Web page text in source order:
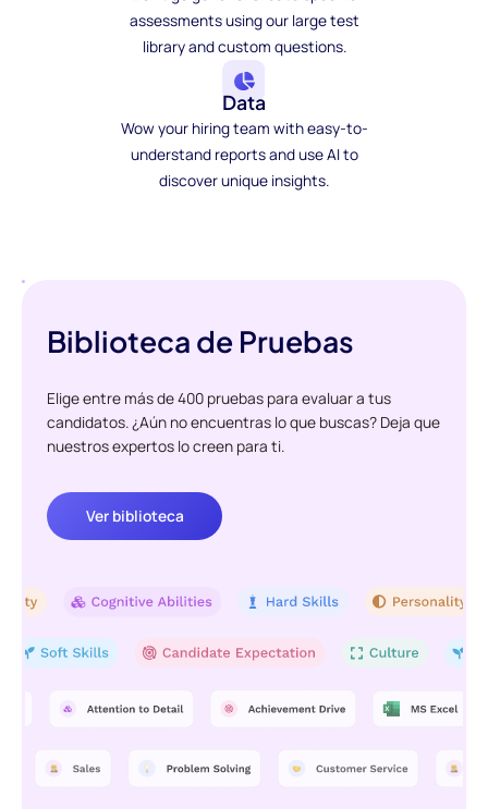
assessments using our large test
library and custom questions.
Data
Wow your hiring team with easy-to-
understand reports and use AI to
discover unique insights.
Biblioteca de Pruebas
Elige entre más de 400 pruebas para evaluar a tus
candidatos. ¿Aún no encuentras lo que buscas? Deja que
nuestros expertos lo creen para ti.
Ver biblioteca